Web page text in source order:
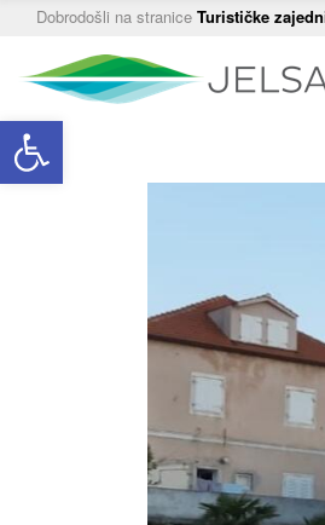
Open toolbar
Dobrodošli na stranice Turističke